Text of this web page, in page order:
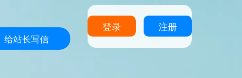
登录 注册
给站长写信